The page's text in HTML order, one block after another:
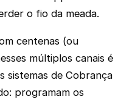
o fio da meada.
centenas (ou
múltiplos canais é
sistemas de Cobrança
programam os